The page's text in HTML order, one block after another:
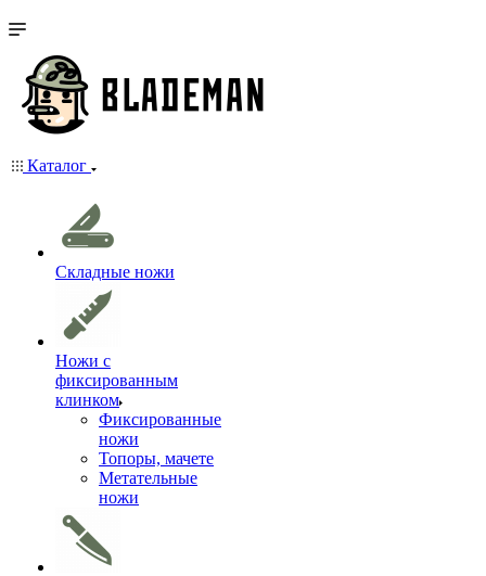
Каталог
Складные ножи
Ножи с
фиксированным
клинком
Фиксированные
ножи
Топоры, мачете
Метательные
ножи